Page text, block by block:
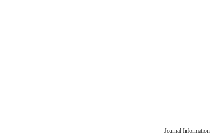
Journal Information